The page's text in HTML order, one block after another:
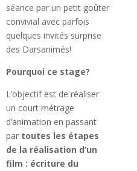
séance par un petit goûter
convivial avec parfois
quelques invités surprise
des Darsanimés!
Pourquoi ce stage?
L’objectif est de réaliser
un court métrage
d’animation en passant
par toutes les étapes
de la réalisation d’un
film : écriture du